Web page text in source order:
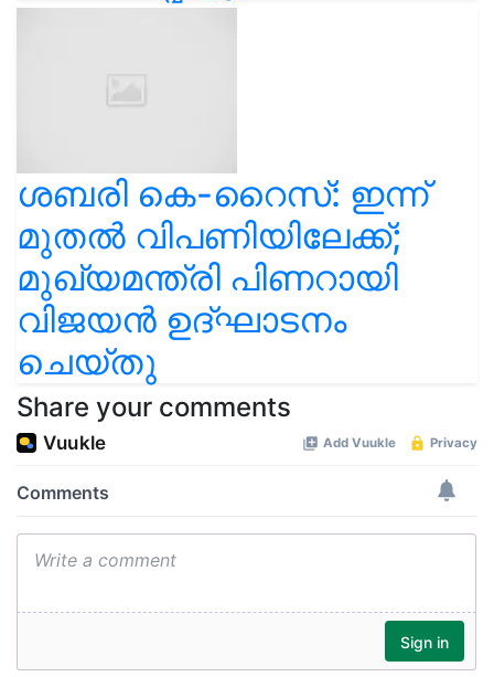
ശബരി കെ-റൈസ്: ഇന്ന്
മുതൽ വിപണിയിലേക്ക്;
മുഖ്യമന്ത്രി പിണറായി
വിജയൻ ഉദ്ഘാടനം
ചെയ്തു
Share your comments